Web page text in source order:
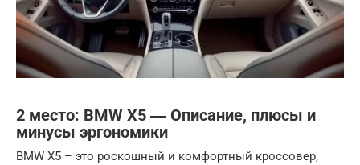
2 место: BMW X5 ― Описание, плюсы и
минусы эргономики
BMW X5 – это роскошный и комфортный кроссовер,